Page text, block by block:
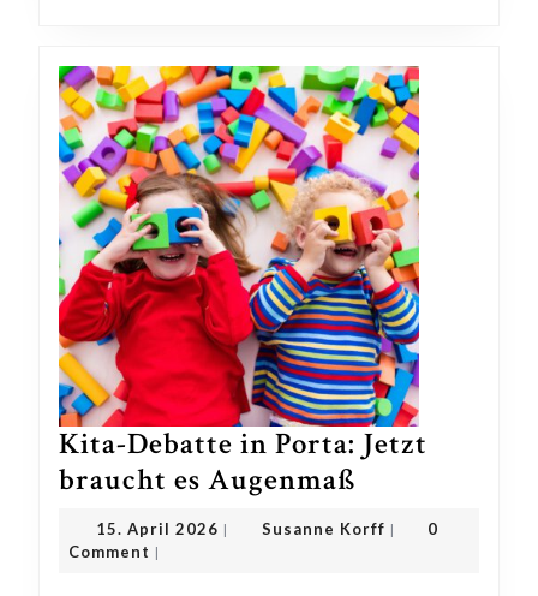
Kita-Debatte in Porta: Jetzt
braucht es Augenmaß
Debatte
15. April 2026 15.
| Susanne KorffSusanne
|
0
Comment |